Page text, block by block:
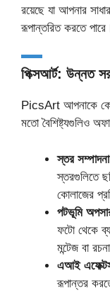
রয়েছে যা আপনার
রূপান্তরিত করতে
পিক্সআর্ট: উন্নত
PicsArt আপনাকে
মতো বৈশিষ্ট্যগুলিও
স্তর সম্পাদনা
স্তরগুলিতে
কোলাজের
পটভূমি
ফটো থেকে
মন্টেজ বা
এআই
রূপান্তর